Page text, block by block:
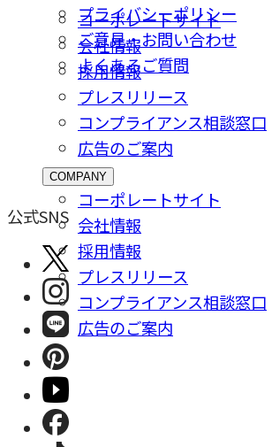
プライバシーポリシー
ご意⾒・お問い合わせ
よくあるご質問
コーポレートサイト
会社情報
採⽤情報
プレスリリース
コンプライアンス相談窓⼝
広告のご案内
COMPANY
コーポレートサイト
会社情報
採⽤情報
プレスリリース
コンプライアンス相談窓⼝
広告のご案内
公式SNS